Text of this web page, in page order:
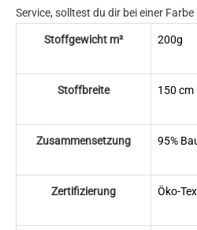
Service, solltest du dir bei einer
Stoffgewicht m² 200g
Stoffbreite 150 cm
Zusammensetzung 95%
Zertifizierung Öko-